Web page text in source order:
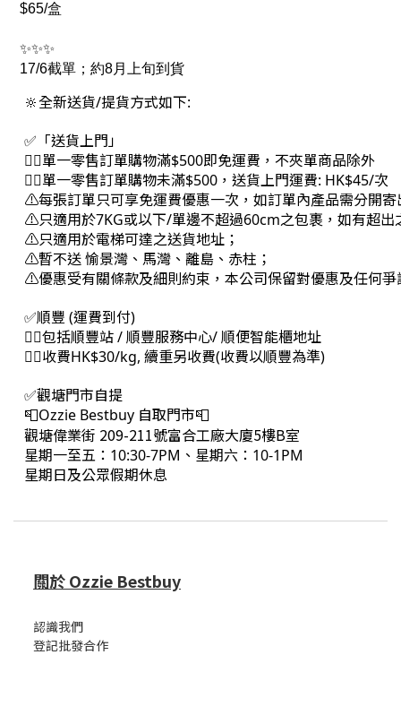
$65/盒
✨✨✨
17/6截單；約8月上旬到貨
🔆全新送貨/提貨方式如下:
✅「送貨上門」
👉🏻單一零售訂單購物滿$500即免運費，不夾單商品除外
👉🏻單一零售訂單購物未滿$500，送貨上門運費: HK$45/次
⚠每張訂單只可享免運費優惠一次，如訂單內產品需分開
⚠只適用於7KG或以下/單邊不超過60cm之包裹，如有超出
⚠只適用於電梯可達之送貨地址；
⚠暫不送 愉景灣、馬灣、離島、赤柱；
⚠優惠受有關條款及細則約束，本公司保留對優惠及任何
✅順豐 (運費到付)
👉🏻包括順豐站 / 順豐服務中心/ 順便智能櫃地址
👉🏻收費HK$30/kg, 續重另收費(收費以順豐為準)
✅觀塘門市自提
📮Ozzie Bestbuy 自取門市📮
觀塘偉業街 209-211號富合工廠大廈5樓B室
星期一至五：10:30-7PM、星期六：10-1PM
星期日及公眾假期休息
關於 Ozzie Bestbuy
認識我們
登記批發合作